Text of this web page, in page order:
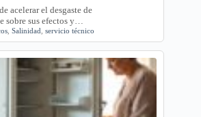
acelerar el desgaste de
sobre sus efectos y…
Salinidad servicio técnico